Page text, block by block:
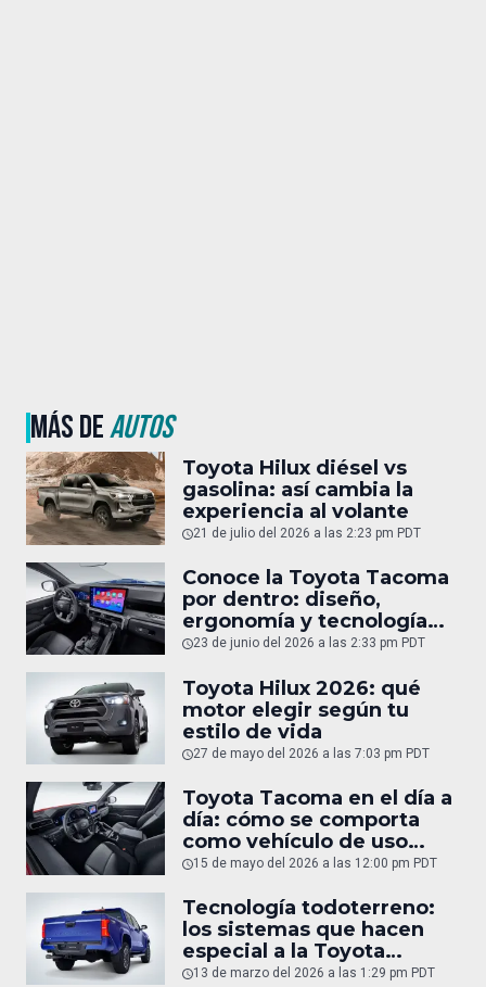
MÁS DEAUTOS
Toyota Hilux diésel vs
gasolina: así cambia la
experiencia al volante
21 de julio del 2026 a las 2:23 pm PDT
Conoce la Toyota Tacoma
por dentro: diseño,
ergonomía y tecnología
del interior
23 de junio del 2026 a las 2:33 pm PDT
Toyota Hilux 2026: qué
motor elegir según tu
estilo de vida
27 de mayo del 2026 a las 7:03 pm PDT
Toyota Tacoma en el día a
día: cómo se comporta
como vehículo de uso
diario
15 de mayo del 2026 a las 12:00 pm PDT
Tecnología todoterreno:
los sistemas que hacen
especial a la Toyota
Tacoma
13 de marzo del 2026 a las 1:29 pm PDT